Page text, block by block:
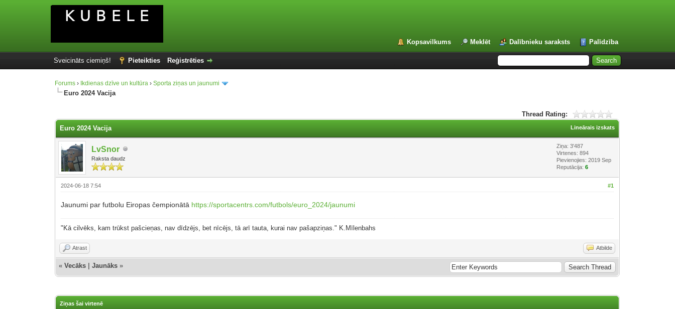
Kopsavilkums Meklēt Dalībnieku saraksts Palīdzība
Sveicināts ciemiņš! Pieteikties Reģistrēties
Forums › Ikdienas dzīve un kultūra ›Sporta ziņas un jaunumi
Euro 2024 Vacija
Thread Rating:
Lineārais izskats
Euro 2024 Vacija
LvSnor
Raksta daudz
Ziņa: 3'487
Virtenes: 894
Pievienojies: 2019 Sep
Reputācija:6
#1
2024-06-18 7:54
Jaunumi par futbolu Eiropas čempionātā https://sportacentrs.com/futbols/euro_2024/jaunumi
"Kā cilvēks, kam trūkst pašcieņas, nav dīdzējs, bet nīcējs, tā arī tauta, kurai nav pašapziņas." K.Mīlenbahs
Atrast Atbilde
«Vecāks |Jaunāks »
Ziņas šai virtenē